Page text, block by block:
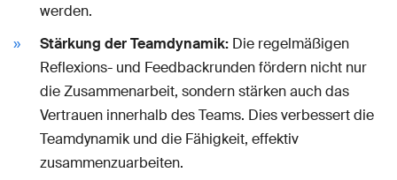
werden.
Stärkung der Teamdynamik: Die regelmäßigen
Reflexions- und Feedbackrunden fördern nicht nur
die Zusammenarbeit, sondern stärken auch das
Vertrauen innerhalb des Teams. Dies verbessert die
Teamdynamik und die Fähigkeit, effektiv
zusammenzuarbeiten.